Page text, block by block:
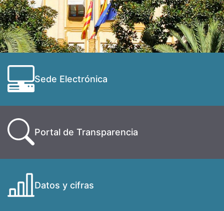
Sede Electrónica
Portal de Transparencia
Datos y cifras